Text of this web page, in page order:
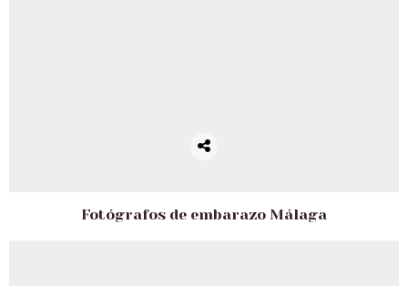
Fotógrafos de embarazo Málaga